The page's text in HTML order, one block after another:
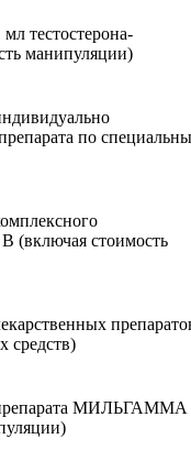
тестостерона-
манипуляции)
по
(включая стоимость
средств)
МИЛЬГАММА